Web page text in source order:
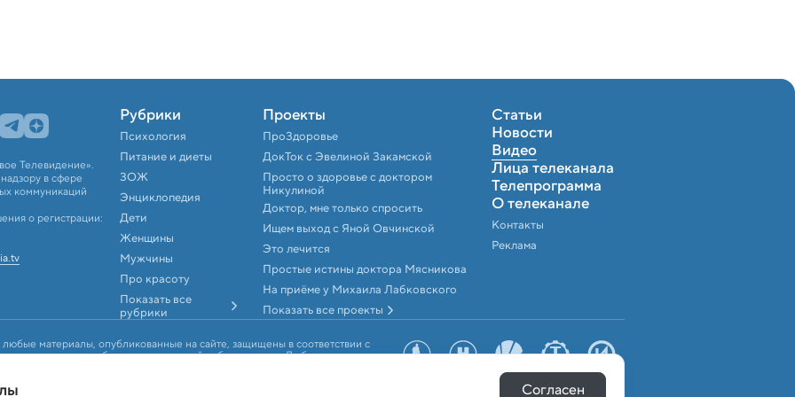
Телевидение».
в сфере
коммуникаций
о регистрации:
Рубрики
Психология
Питание и диеты
ЗОЖ
Энциклопедия
Дети
Женщины
Мужчины
Про красоту
Показать все
рубрики
Проекты
ПроЗдоровье
ДокТок с Эвелиной Закамской
Просто о здоровье с доктором
Никулиной
Доктор, мне только спросить
Ищем выход с Яной Овчинской
Это лечится
Простые истины доктора Мясникова
На приёме у Михаила Лабковского
Показать все проекты
Статьи
Новости
Видео
Лица телеканала
Телепрограмма
О телеканале
Контакты
Реклама
материалы, опубликованные на сайте, защищены в соответствии с
об интеллектуальной собственности. Любое
файлами Согласен